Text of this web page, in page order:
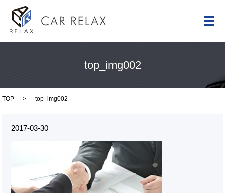
メ
top_img002
TOP top_img002
2017-03-30